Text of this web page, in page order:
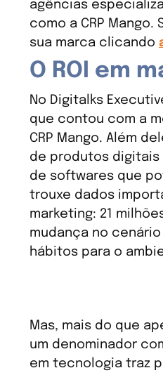
agências
como a CRP
sua marca clicando
O ROI em
No Digitalks
que contou com a
CRP Mango. Além
de produtos digitais
de softwares que
trouxe dados
marketing: 21
mudança no
hábitos para o
Mas, mais do que
um denominador
em tecnologia traz